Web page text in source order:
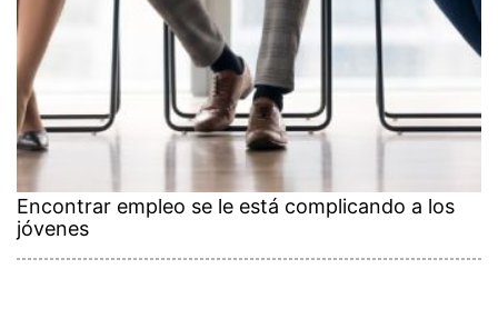
Encontrar empleo se le está complicando a los
jóvenes